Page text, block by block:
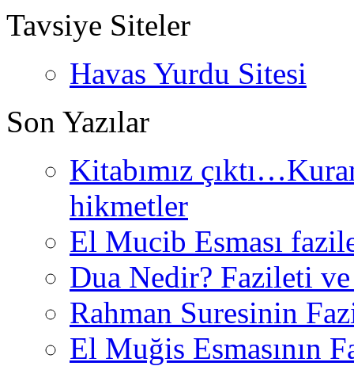
Tavsiye Siteler
Havas Yurdu Sitesi
Son Yazılar
Kitabımız
hikmetler
El Mucib Esması
Dua Nedir? Fazileti
Rahman Suresinin
El Muğis Esmasının